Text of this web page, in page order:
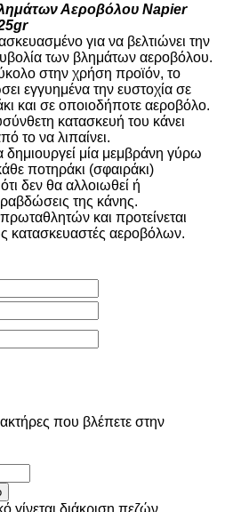
Αεροβόλου Napier
για να βελτιώνει την
των βλημάτων αεροβόλου.
στην χρήση προϊόν, το
εγγυημένα την ευστοχία σε
και σε οποιοδήποτε αεροβόλο.
κατασκευή του κάνει
το να λιπαίνει.
δημιουργεί μία μεμβράνη γύρω
ποτηράκι (σφαιράκι)
δεν θα αλλοιωθεί ή
της κάνης.
και προτείνεται
κατασκευαστές αεροβόλων.
που βλέπετε στην
γίνεται διάκριση πεζών